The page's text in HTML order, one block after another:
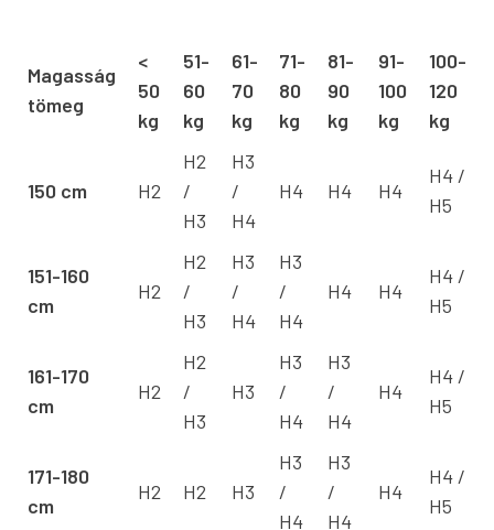
Magasság
tömeg
<
50
kg
51-
60
kg
61-
70
kg
71-
80
kg
81-
90
kg
91-
100
kg
100-
120
kg
150 cm H2
H2
/
H3
H3
/
H4
H4 H4 H4
H4 /
​​​​H5
151-160
cm
H2
H2
/
H3
H3
/
H4
H3
/
H4
H4 H4
H4 /
​​​​H5
161-170
cm
H2
H2
/
H3
H3
H3
/
H4
H3
/
H4
H4
H4 /
​​​​H5
171-180
cm
H2 H2 H3
H3
/
H4
H3
/
H4
H4
H4 /
​​​​H5